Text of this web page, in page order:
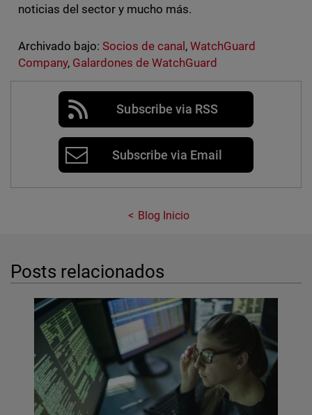
noticias del sector y mucho más.
Archivado bajo: Socios de canal ,WatchGuard
Company, Galardones de WatchGuard
Subscribe via RSS
Subscribe via Email
Blog Inicio
Posts relacionados